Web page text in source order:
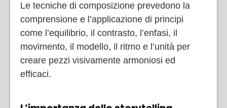
Le tecniche di composizione prevedono la
comprensione e l’applicazione di principi
come l’equilibrio, il contrasto, l’enfasi, il
movimento, il modello, il ritmo e l’unità per
creare pezzi visivamente armoniosi ed
efficaci.